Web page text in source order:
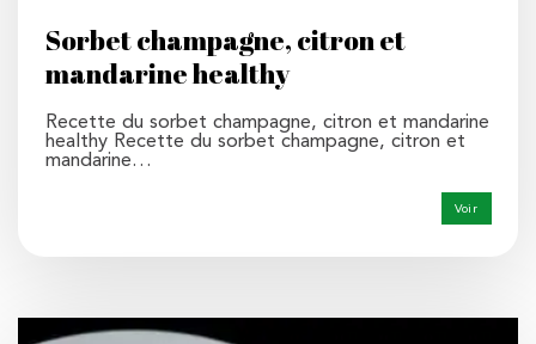
Sorbet champagne, citron et
mandarine healthy
Recette du sorbet champagne, citron et mandarine
healthy Recette du sorbet champagne, citron et
mandarine…
Voir